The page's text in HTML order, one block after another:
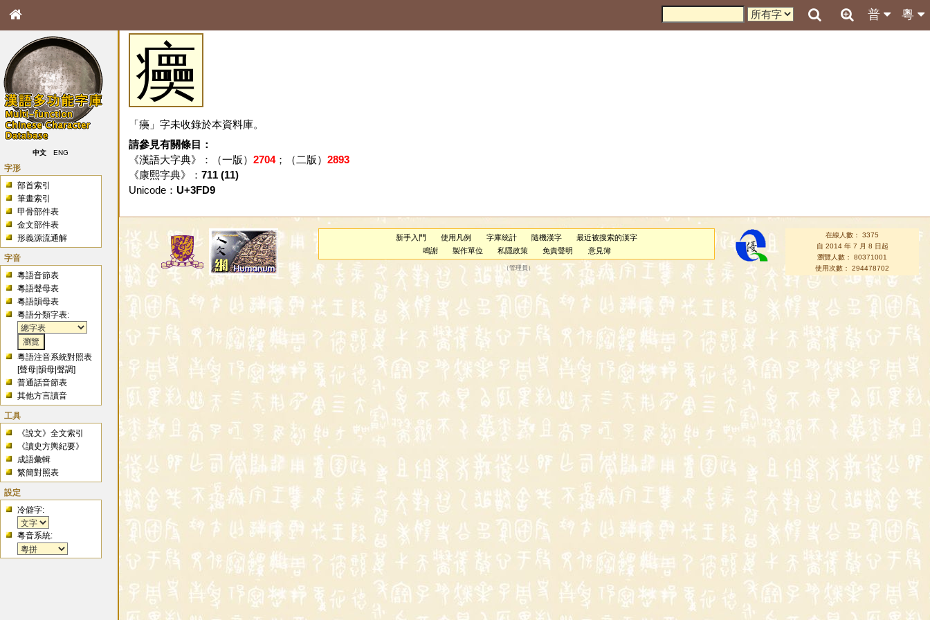
粵
普
中文 ENG
字形
部首索引
筆畫索引
甲骨部件表
金文部件表
形義源流通解
字音
粵語音節表
粵語聲母表
粵語韻母表
粵語分類字表:
粵語注音系統對照表
[聲母 |韻母 |聲調]
普通話音節表
其他方言讀音
工具
《說文》全文索引
《讀史方輿紀要》
成語彙輯
繁簡對照表
設定
冷僻字:
粵音系統:
㿙
「㿙」字未收錄於本資料庫。
請參見有關條目：
《漢語大字典》：（一版） 2704；（二版） 2893
《康熙字典》： 711 (11)
Unicode： U+3FD9
新手入門 使用凡例 字庫統計 隨機漢字
最近被搜索的漢字
鳴謝
製作單位 私隱政策 免責聲明 意見簿
（管理員 ）
在線人數： 3375
自 2014 年 7 月 8 日起
瀏覽人數： 80371001
使用次數： 294478702